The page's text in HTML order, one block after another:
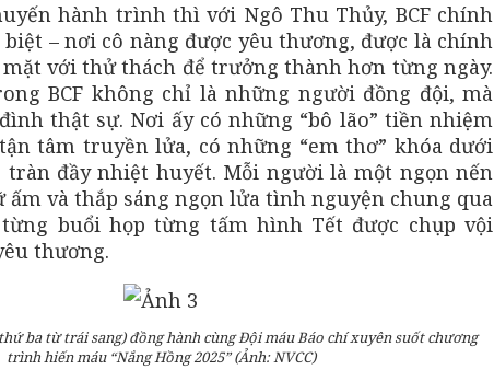
hành trình thì với Ngô Thu Thủy, BCF chính
biệt – nơi cô nàng được yêu thương, được là chính
với thử thách để trưởng thành hơn từng ngày.
BCF không chỉ là những người đồng đội, mà
thật sự. Nơi ấy có những “bô lão” tiền nhiệm
tâm truyền lửa, có những “em thơ” khóa dưới
đầy nhiệt huyết. Mỗi người là một ngọn nến
ấm và thắp sáng ngọn lửa tình nguyện chung qua
buổi họp từng tấm hình Tết được chụp vội
thương.
ba từ trái sang) đồng hành cùng Đội máu Báo chí xuyên suốt chương
trình hiến máu “Nắng Hồng 2025” (Ảnh: NVCC)